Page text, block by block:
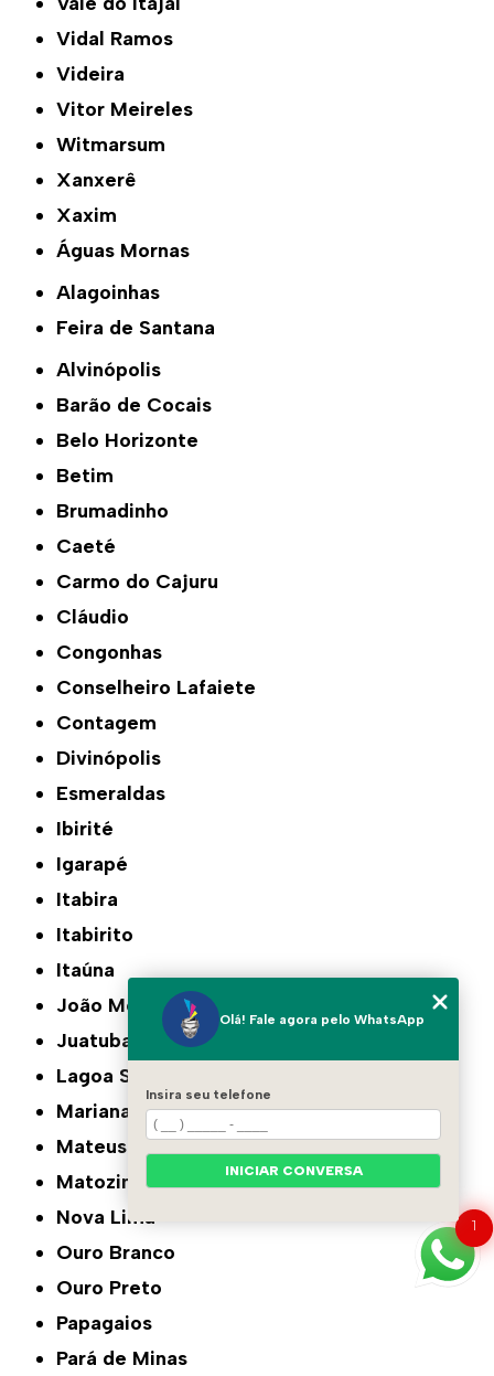
Vidal Ramos
Videira
Vitor Meireles
Witmarsum
Xanxerê
Xaxim
Águas Mornas
Alagoinhas
Feira de Santana
Alvinópolis
Barão de Cocais
Belo Horizonte
Betim
Brumadinho
Caeté
Carmo do Cajuru
Cláudio
Congonhas
Conselheiro Lafaiete
Contagem
Divinópolis
Esmeraldas
Ibirité
Igarapé
Itabira
Itabirito
Itaúna
João Monlevade
Juatuba
Lagoa Santa
Mariana
Mateus Leme
Matozinhos
Nova Lima
Ouro Branco
Ouro Preto
Papagaios
Pará de Minas
1
Olá! Fale agora pelo WhatsApp
Insira seu telefone
INICIAR CONVERSA